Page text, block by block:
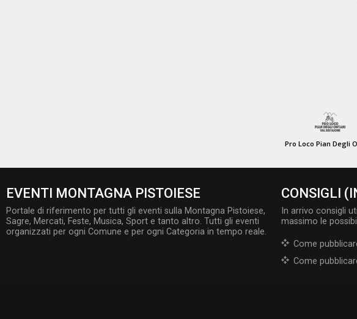
Pro Loco Pian Degli
EVENTI MONTAGNA PISTOIESE
Portale di riferimento per tutti gli eventi sulla Montagna Pistoiese,
Sagre, Mercati, Feste, Musica, Sport e tanto altro. Tutti gli eventi
organizzati per ogni Comune e per ogni Categoria in tempo reale.
CONSIGLI
In arrivo consigli
massimo le
Come
Come